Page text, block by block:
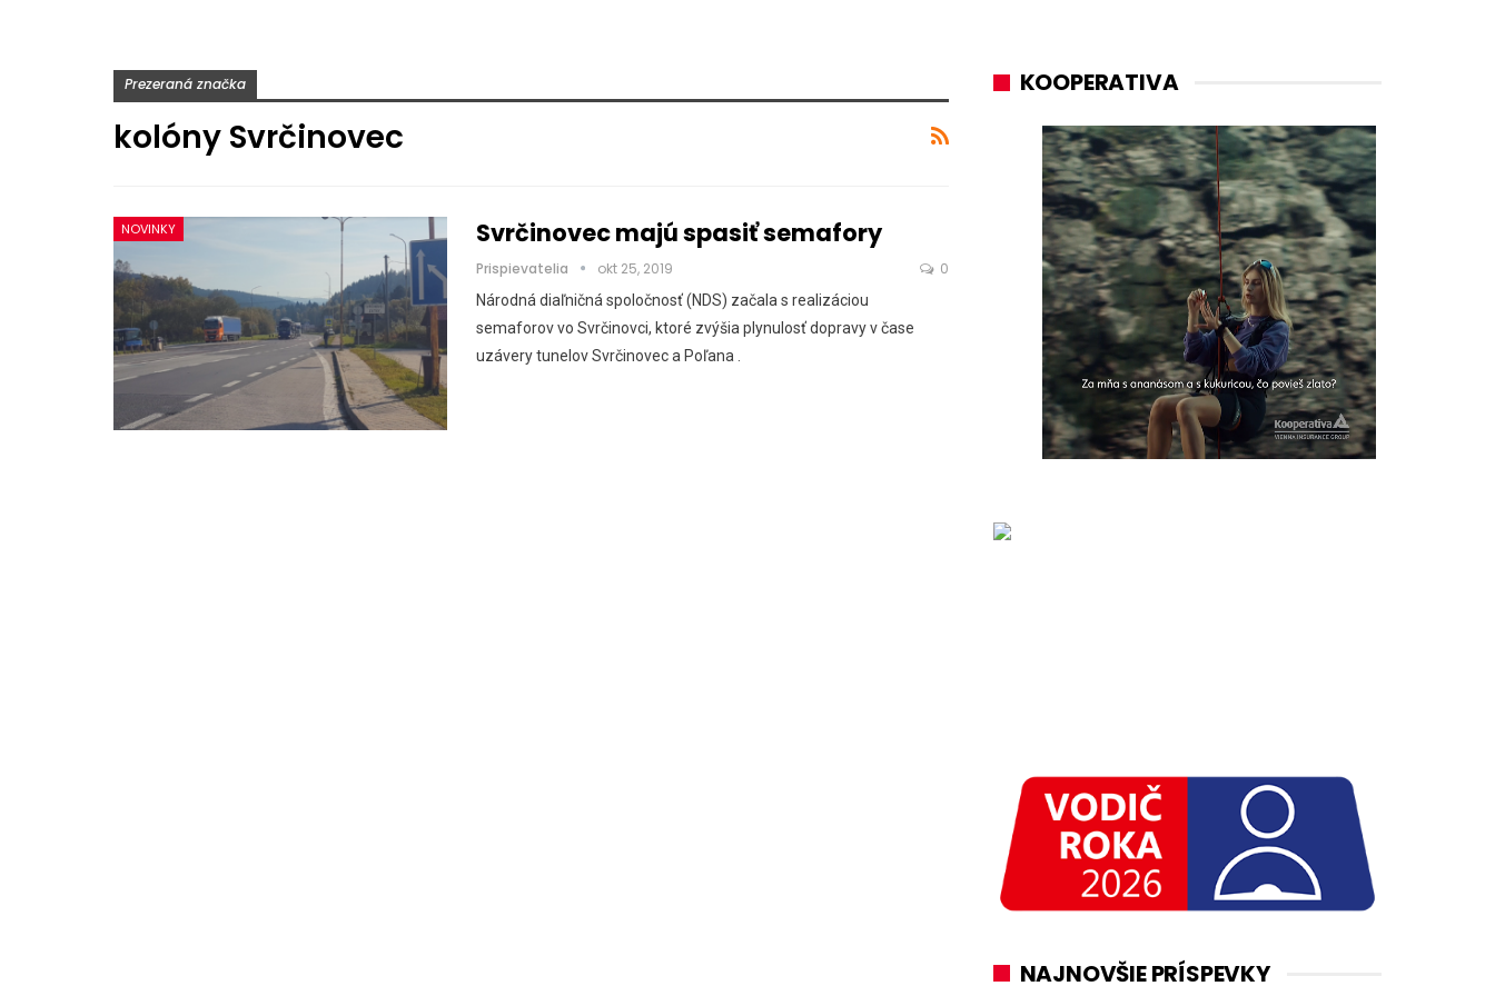
Prezeraná značka
kolóny Svrčinovec
NOVINKY Svrčinovec majú spasiť semafory
Prispievatelia okt 25, 2019 0
Národná diaľničná spoločnosť (NDS) začala s realizáciou
semaforov vo Svrčinovci, ktoré zvýšia plynulosť dopravy v čase
uzávery tunelov Svrčinovec a Poľana .
KOOPERATIVA
NAJNOVŠIE PRÍSPEVKY